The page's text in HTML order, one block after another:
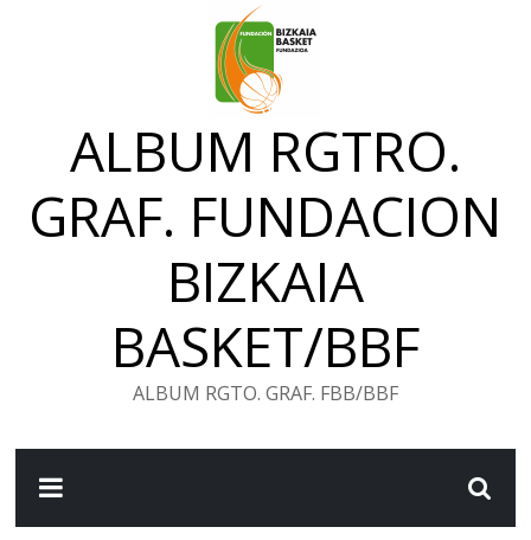
ALBUM RGTRO.
GRAF. FUNDACION
BIZKAIA
BASKET/BBF
ALBUM RGTO. GRAF. FBB/BBF